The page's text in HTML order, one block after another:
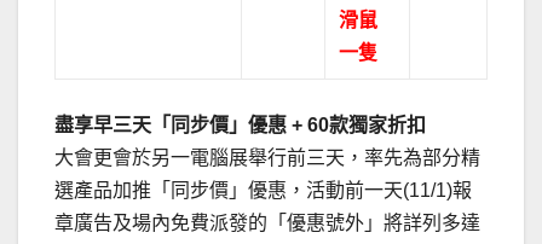
滑鼠
一隻
盡享早三天「同步價」優惠 + 60款獨家折扣
大會更會於另一電腦展舉行前三天，率先為部分精
選產品加推「同步價」優惠，活動前一天(11/1)報
章廣告及場內免費派發的「優惠號外」將詳列多達